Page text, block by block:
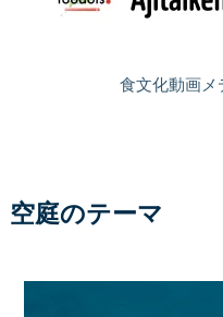
食文化動画メ
空庭のテーマ